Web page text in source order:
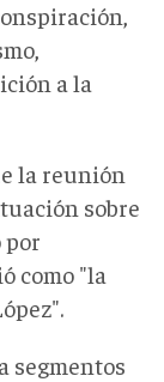
a la
la reunión
sobre
por
como "la
segmentos